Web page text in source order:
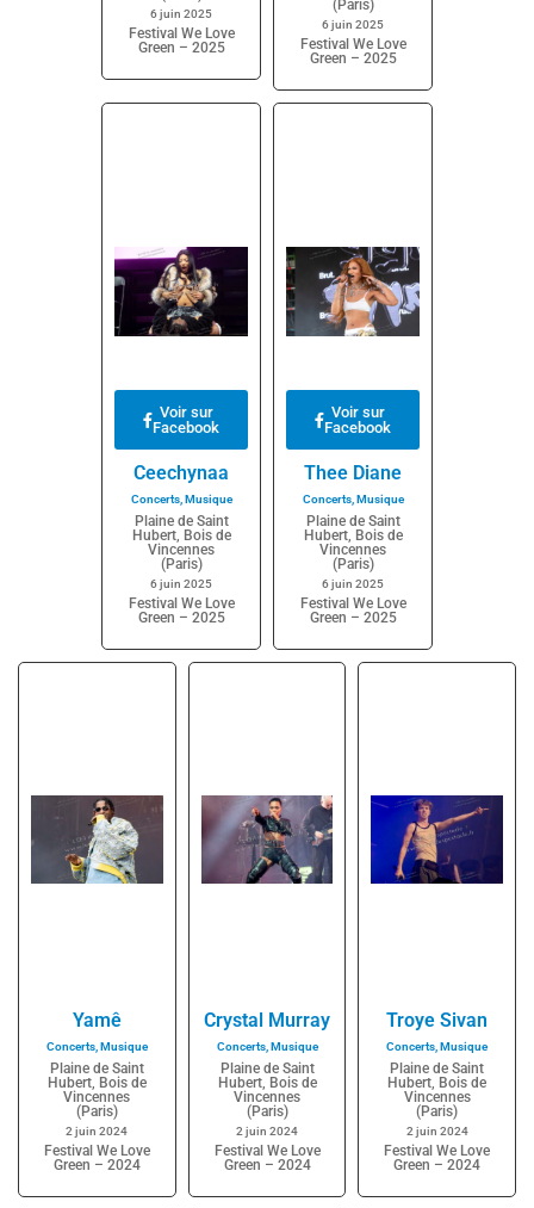
6 juin 2025
Festival We Love
Green – 2025
(Paris)
6 juin 2025
Festival We Love
Green – 2025
Voir sur
Facebook
Ceechynaa
Concerts,Musique
Plaine de Saint
Hubert, Bois de
Vincennes
(Paris)
6 juin 2025
Festival We Love
Green – 2025
Voir sur
Facebook
Thee Diane
Concerts,Musique
Plaine de Saint
Hubert, Bois de
Vincennes
(Paris)
6 juin 2025
Festival We Love
Green – 2025
Yamê
Concerts,Musique
Plaine de Saint
Hubert, Bois de
Vincennes
(Paris)
2 juin 2024
Festival We Love
Green – 2024
Crystal Murray
Concerts,Musique
Plaine de Saint
Hubert, Bois de
Vincennes
(Paris)
2 juin 2024
Festival We Love
Green – 2024
Troye Sivan
Concerts,Musique
Plaine de Saint
Hubert, Bois de
Vincennes
(Paris)
2 juin 2024
Festival We Love
Green – 2024